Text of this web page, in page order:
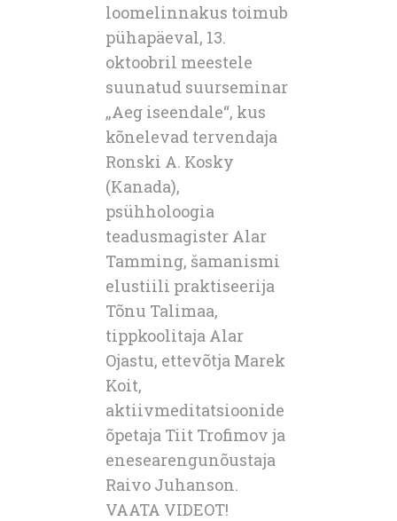
loomelinnakus toimub
pühapäeval, 13.
oktoobril meestele
suunatud suurseminar
„Aeg iseendale“, kus
kõnelevad tervendaja
Ronski A. Kosky
(Kanada),
psühholoogia
teadusmagister Alar
Tamming, šamanismi
elustiili praktiseerija
Tõnu Talimaa,
tippkoolitaja Alar
Ojastu, ettevõtja Marek
Koit,
aktiivmeditatsioonide
õpetaja Tiit Trofimov ja
enesearengunõustaja
Raivo Juhanson.
VAATA VIDEOT!